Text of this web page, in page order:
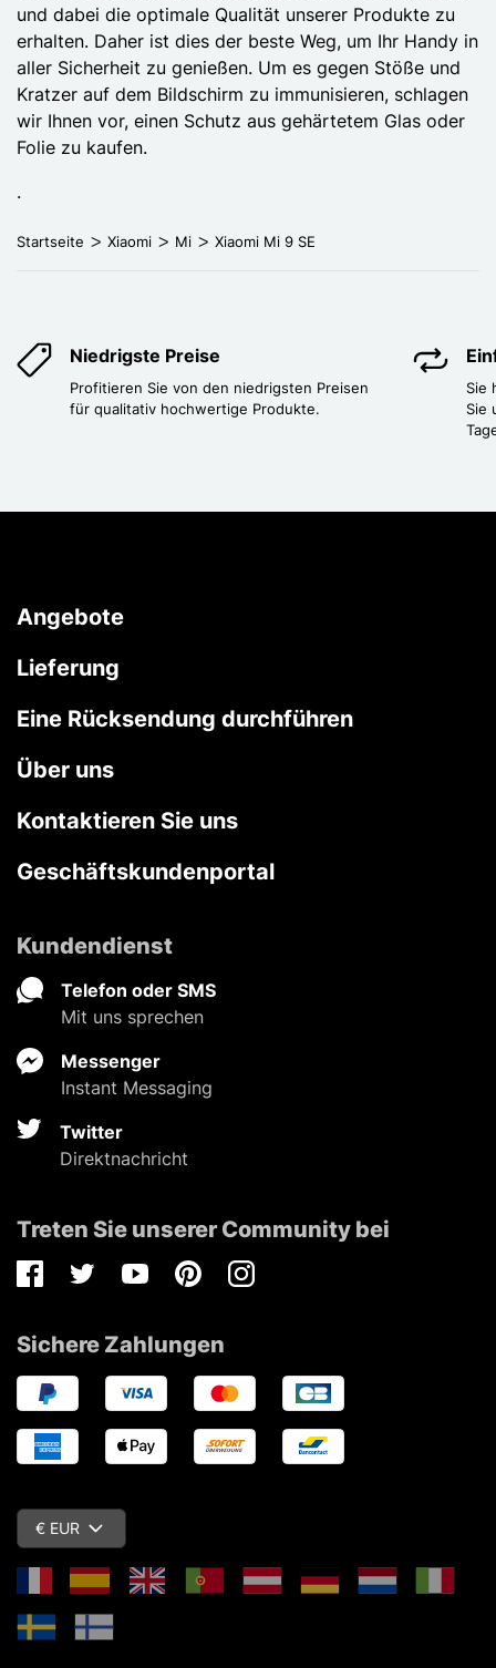
und dabei die optimale Qualität unserer Produkte zu
erhalten. Daher ist dies der beste Weg, um Ihr Handy in
aller Sicherheit zu genießen. Um es gegen Stöße und
Kratzer auf dem Bildschirm zu immunisieren, schlagen
wir Ihnen vor, einen Schutz aus gehärtetem Glas oder
Folie zu kaufen.
.
Startseite Xiaomi Mi Xiaomi Mi 9 SE
Niedrigste Preise
Profitieren Sie von den niedrigsten Preisen
für qualitativ hochwertige Produkte.
Sie
Sie
Angebote
Lieferung
Eine Rücksendung durchführen
Über uns
Kontaktieren Sie uns
Geschäftskundenportal
Kundendienst
Telefon oder SMS
Mit uns sprechen
Messenger
Instant Messaging
Twitter
Direktnachricht
Treten Sie unserer Community bei
FacebookTwitterYoutubePinterestInstagram
Sichere Zahlungen
€ EUR